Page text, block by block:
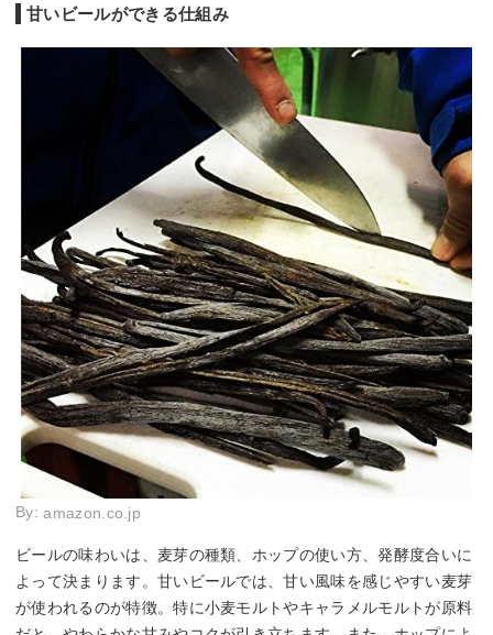
甘いビールができる仕組み
By:amazon.co.jp
ビールの味わいは、麦芽の種類、ホップの使い方、発酵度合いに
よって決まります。甘いビールでは、甘い風味を感じやすい麦芽
が使われるのが特徴。特に小麦モルトやキャラメルモルトが原料